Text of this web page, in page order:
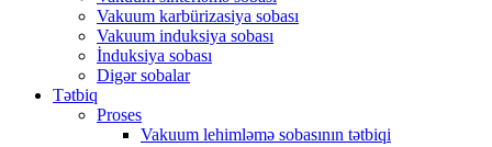
Vakuum karbürizasiya sobası
Vakuum induksiya sobası
İnduksiya sobası
Digər sobalar
Tətbiq
Proses
Vakuum lehimləmə sobasının tətbiqi